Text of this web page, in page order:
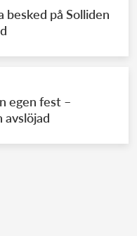
besked på Solliden
egen fest –
avslöjad